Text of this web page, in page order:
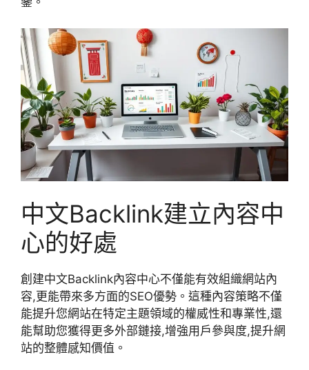
中文Backlink建立內容中
心的好處
創建中文Backlink內容中心不僅能有效組織網站內
容,更能帶來多方面的SEO優勢。這種內容策略不僅
能提升您網站在特定主題領域的權威性和專業性,還
能幫助您獲得更多外部鏈接,增強用戶參與度,提升網
站的整體感知價值。